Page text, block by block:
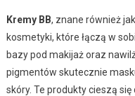
Kremy BB, znane również
kosmetyki, które łączą w
bazy pod makijaż oraz
pigmentów skutecznie
skóry. Te produkty cieszą